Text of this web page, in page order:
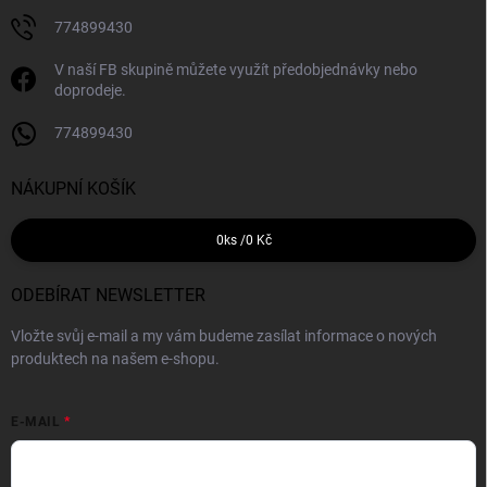
774899430
V naší FB skupině můžete využít předobjednávky nebo
doprodeje.
774899430
NÁKUPNÍ KOŠÍK
0 ks /0 Kč
ODEBÍRAT NEWSLETTER
Vložte svůj e-mail a my vám budeme zasílat informace o nových
produktech na našem e-shopu.
E-MAIL